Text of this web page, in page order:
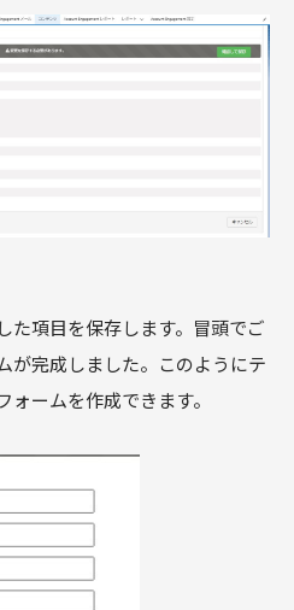
た項目を保存します。冒頭でご
が完成しました。このようにテ
ームを作成できます。